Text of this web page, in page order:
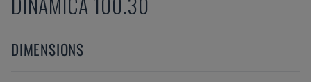
DIMENSIONS